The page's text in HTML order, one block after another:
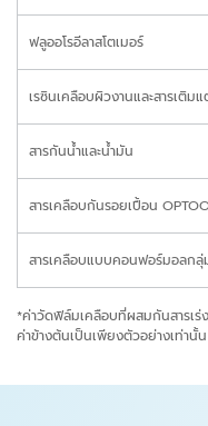
ฟลูออโรอีลาสโตเมอร์
เรซินเคลือบผิวงานและสารเติม
สารกันน้ำและน้ำมัน
สารเคลือบกันรอยเปื้อน
สารเคลือบแบบคอนฟอร์มอลกลุ่
*ค่าวัดฟิล์มเคลือบที่ผสมกันสารเร่
ค่าข้างต้นเป็นเพียงตัวอย่างเท่า